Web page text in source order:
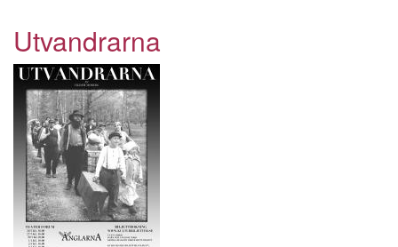
Utvandrarna